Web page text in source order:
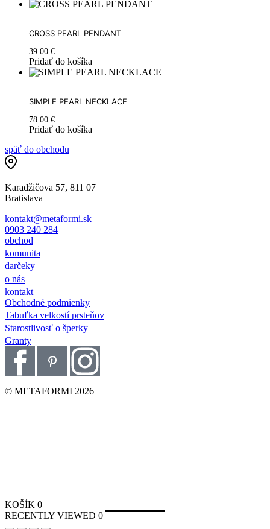
CROSS PEARL PENDANT
39.00 €
Pridať do košíka
SIMPLE PEARL NECKLACE
78.00 €
Pridať do košíka
späť do obchodu
Karadžičova 57, 811 07
Bratislava
kontakt@metaformi.sk
0903 240 284
obchod
komunita
darčeky
o nás
kontakt
Obchodné podmienky
Tabuľka velkostí prsteňov
Starostlivosť o šperky
Granty
© METAFORMI 2026
KOŠÍK 0
RECENTLY VIEWED 0